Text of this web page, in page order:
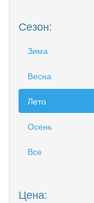
Сезон:
Зима
Весна
Лето
Осень
Все
Цена: